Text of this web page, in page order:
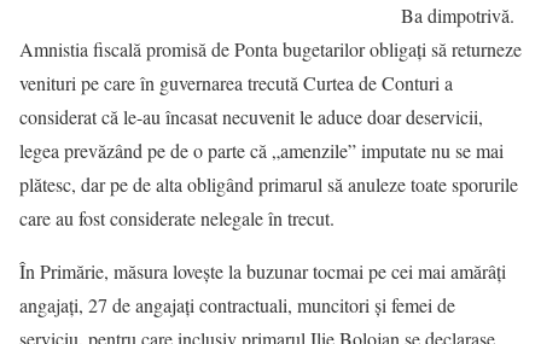
Ba dimpotrivă.
Amnistia fiscală promisă de Ponta bugetarilor obligaţi să returneze
venituri pe care în guvernarea trecută Curtea de Conturi a
considerat că le-au încasat necuvenit le aduce doar deservicii,
legea prevăzând pe de o parte că „amenzile” imputate nu se mai
plătesc, dar pe de alta obligând primarul să anuleze toate sporurile
care au fost considerate nelegale în trecut.
În Primărie, măsura loveşte la buzunar tocmai pe cei mai amărâţi
angajaţi, 27 de angajaţi contractuali, muncitori şi femei de
serviciu, pentru care inclusiv primarul Ilie Bolojan se declarase